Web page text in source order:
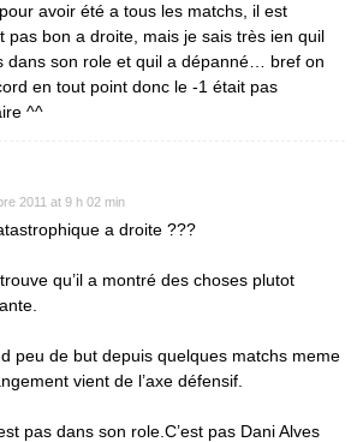
avoir été a tous les matchs, il est
pas bon a droite, mais je sais très ien quil
dans son role et quil a dépanné… bref on
en tout point donc le -1 était pas
^^
2011 at 9 h 02 min
a droite ???
qu’il a montré des choses plutot
peu de but depuis quelques matchs meme
vient de l’axe défensif.
pas dans son role.C’est pas Dani Alves